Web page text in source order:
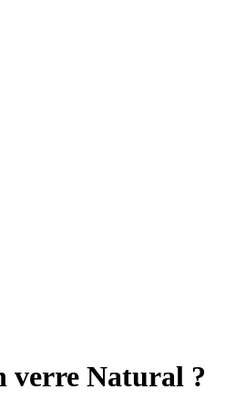
verre Natural ?